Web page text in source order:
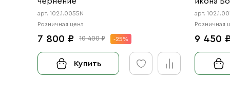
арт. 102.1.0055N
Розничная цена
7 800 ₽ 10 400 ₽ -25%
Купить
цаты»
арт.
Розничная
9 450